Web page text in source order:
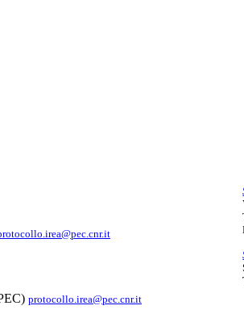
protocollo.irea@pec.cnr.it